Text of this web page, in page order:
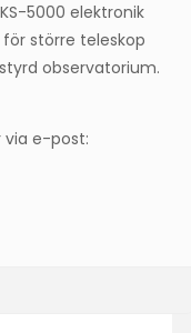
5000 elektronik
större teleskop
observatorium.
via e-post: